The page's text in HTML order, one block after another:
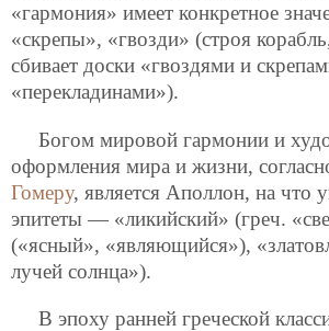
«гармония» имеет конкретное
«скрепы», «гвозди» (строя
сбивает доски «гвоздями и
«перекладинами»).
Богом мировой гармонии и
оформления мира и жизни,
Гомеру, является Аполлон, на что
эпитеты — «ликийский» (греч.
(«ясный», «являющийся»),
лучей солнца»).
В эпоху ранней греческой